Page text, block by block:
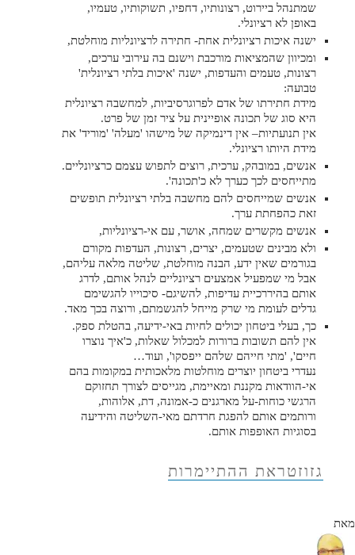
שמתנהל ביירוט, רצונותיו, דחפיו, תשוקותיו, טעמיו,
באופן לא רציונלי.
ישנה איכות רציונלית אחת- חתירה לרציונליות מוחלטת,
ומכיוון שהמציאות מורכבת וישנם בה עירובי ערכים,
רצונות, טעמים והעדפות, ישנה 'איכות בלתי רציונלית'
טבועה:
מידת חתירתו של אדם לפרוגרסיביות, למחשבה רציונלית
היא סוג של תכונה אופיינית על ציר זמן של פרט.
אין תנועתיות– אין דינמיקה של מישהו 'מעלה' 'מוריד' את
מידת היותו רציונלי.
אנשים, במובהק, ערכית, רוצים לתפוש עצמם כרציונליים.
מתייחסים לכך כערך לא כ'תכונה'.
אנשים שמייחסים להם מחשבה בלתי רציונלית תופשים
זאת כהפחתת ערך.
אנשים מקשרים שמחה, אושר, עם אי-רציונליות,
ולא מבינים שטעמים, יצרים, רצונות, העדפות מקורם
בגורמים שאין ידע, הבנה מוחלטת, שליטה מלאה עליהם,
אבל מי שמפעיל אמצעים רציונליים לנהל אותם, לדרג
אותם בהיררכיית עדיפות, להשיגם- סיכוייו להגשימם
גדלים לעומת מי שרק מייחל להגשמתם, ורוצה בכך מאד.
כך, בעלי ביטחון יכולים לחיות באי-ידיעה, בהטלת ספק.
אין להם תשובות ברורות למכלול שאלות, כ'איך נוצרו
חיים', 'מתי חייהם שלהם ייפסקו', ועוד…
נעדרי ביטחון יוצרים מוחלטות מלאכותית במקומות בהם
אי-הוודאות מקננת ומאיימת, מגייסים לצורך תחזוקם
הרגשי כוחות-על מארגנים כ-אמונה, דת, אלוהות,
ורותמים אותם להפגת חרדתם מאי-השליטה והידיעה
בסוגיות האופפות אותם.
גזוזטראת ההתיימרות
מאת